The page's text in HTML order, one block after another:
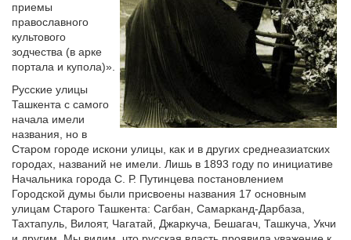
приемы
православного
культового
зодчества (в арке
портала и купола)».
Русские улицы
Ташкента с самого
начала имели
названия, но в
Старом городе искони улицы, как и в других среднеазиатских
городах, названий не имели. Лишь в 1893 году по инициативе
Начальника города С. Р. Путинцева постановлением
Городской думы были присвоены названия 17 основным
улицам Старого Ташкента: Сагбан, Самарканд-Дарбаза,
Тахтапуль, Вилоят, Чагатай, Джаркуча, Бешагач, Ташкуча, Укчи